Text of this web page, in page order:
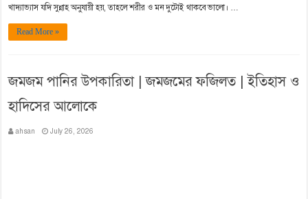
খাদ্যাভ্যাস যদি সুন্নাহ অনুযায়ী হয়, তাহলে শরীর ও মন দুটোই থাকবে ভালো। …
Read More »
জমজম পানির উপকারিতা | জমজমের ফজিলত | ইতিহাস ও
হাদিসের আলোকে
ahsan July 26, 2026